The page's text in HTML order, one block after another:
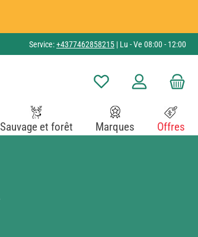
Service:+4377462858215 | Lu - Ve 08:00 - 12:00
Vous avez 0 articles dans
Sauvage et forêt Marques Offres